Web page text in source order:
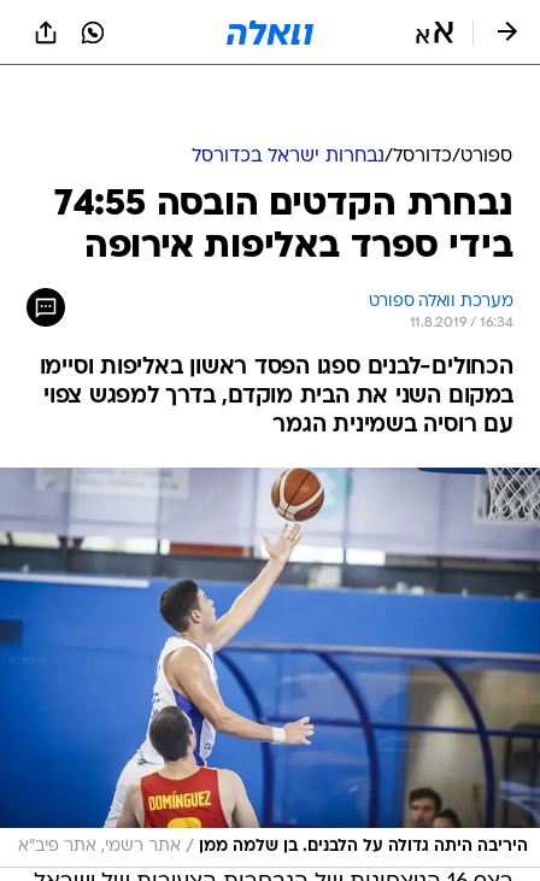
ספורט/כדורסל/נבחרות ישראל בכדורסל
נבחרת הקדטים הובסה 74:55
בידי ספרד באליפות אירופה
מערכת וואלה ספורט
11.8.2019 / 16:34
הכחולים-לבנים ספגו הפסד ראשון באליפות וסיימו
במקום השני את הבית מוקדם, בדרך למפגש צפוי
עם רוסיה בשמינית הגמר
היריבה היתה גדולה על הלבנים. בן שלמה ממן / אתר רשמי, אתר פיב"א